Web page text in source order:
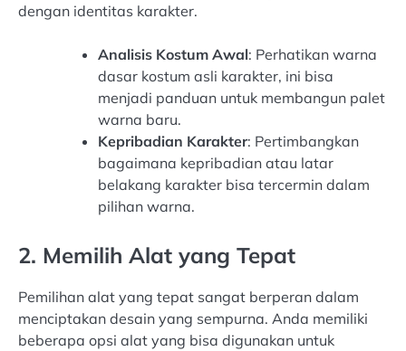
dengan identitas karakter.
Analisis Kostum Awal: Perhatikan warna
dasar kostum asli karakter, ini bisa
menjadi panduan untuk membangun palet
warna baru.
Kepribadian Karakter: Pertimbangkan
bagaimana kepribadian atau latar
belakang karakter bisa tercermin dalam
pilihan warna.
2. Memilih Alat yang Tepat
Pemilihan alat yang tepat sangat berperan dalam
menciptakan desain yang sempurna. Anda memiliki
beberapa opsi alat yang bisa digunakan untuk